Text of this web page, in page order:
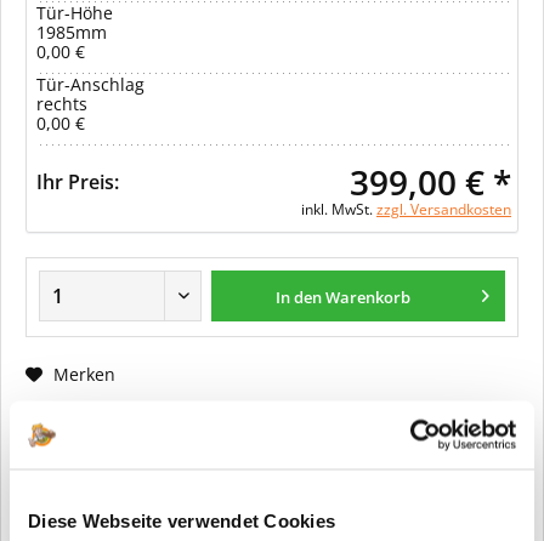
Diese Webseite verwendet Cookies
Tür-Höhe
1985mm
0,00 €
Tür-Anschlag
rechts
0,00 €
Ihr Preis: 399,00 € *
inkl. MwSt.zzgl. Versandkosten
In den Warenkorb
Merken
Artikel-Nr.:
ER0004